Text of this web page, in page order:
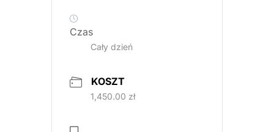
Czas
Cały dzień
KOSZT
1,450.00 zł